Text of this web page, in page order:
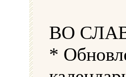
ВО
*